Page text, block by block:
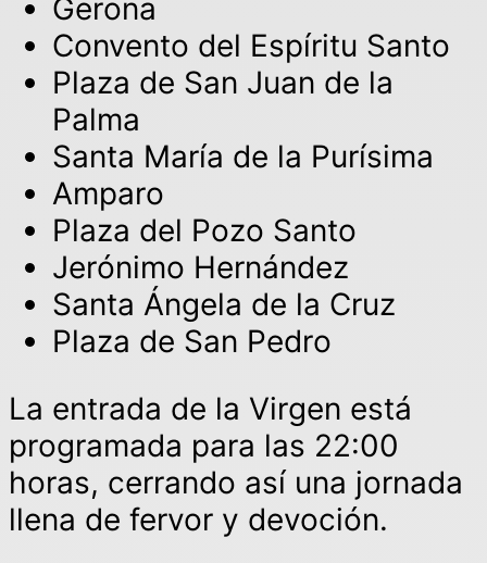
Gerona
Convento del Espíritu Santo
Plaza de San Juan de la
Palma
Santa María de la Purísima
Amparo
Plaza del Pozo Santo
Jerónimo Hernández
Santa Ángela de la Cruz
Plaza de San Pedro
La entrada de la Virgen está
programada para las 22:00
horas, cerrando así una jornada
llena de fervor y devoción.